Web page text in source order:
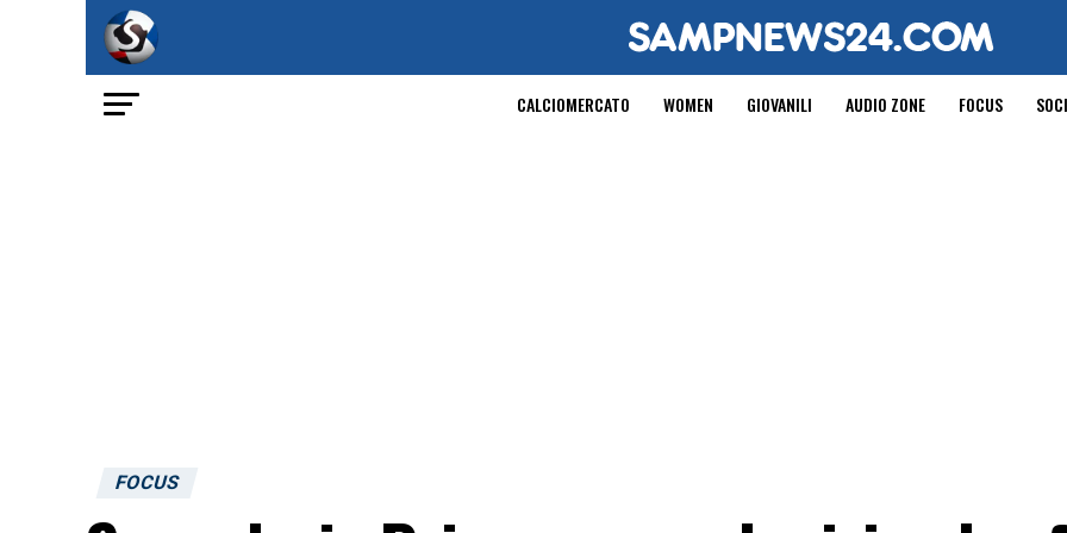
CALCIOMERCATO WOMEN GIOVANILI AUDIO ZONE FOCUS
FOCUS